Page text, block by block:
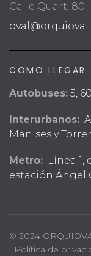
Calle Quart, 80
COMO LLEGAR
Autobuses: 5,
Interurbanos:
Manises y
Metro: Línea 1,
estación Ángel
© 2024
Política de